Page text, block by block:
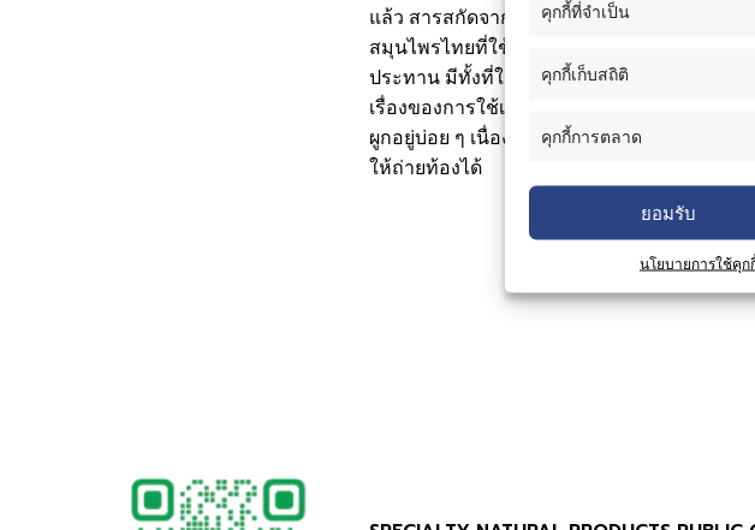
คุกกี้ที่จำเป็น
คุกกี้เก็บสถิติ
คุกกี้การตลาด
ยอมรับ
นโยบายการใช้คุก
แล้ว สารสกัดจากมะขามแขก มีฤทธิ์เป็นยาระ
สมุนไพรไทยที่ใช้ในการบรรเทาอาการท้องผู
ประทาน มีทั้งที่ใช้ในรูปแบบสมุนไพรเดี่ยวแล
เรื่องของการใช้เป็นยาถ่าย เหมาะสำหรับผู้สู
ผูกอยู่บ่อย ๆ เนื่องจากมีสารแอนทราควิโนน
ให้ถ่ายท้องได้